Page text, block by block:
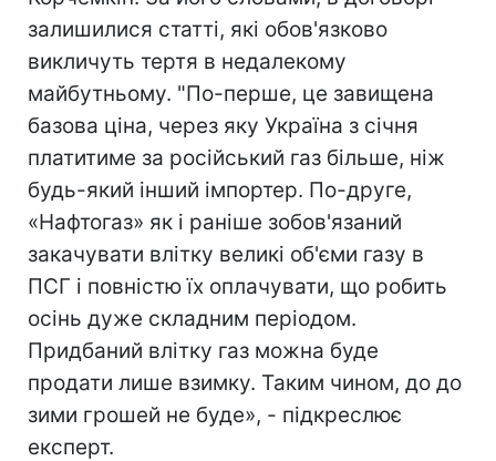
залишилися статті, які обов'язково
викличуть тертя в недалекому
майбутньому. "По-перше, це завищена
базова ціна, через яку Україна з січня
платитиме за російський газ більше, ніж
будь-який інший імпортер. По-друге,
«Нафтогаз» як і раніше зобов'язаний
закачувати влітку великі об'єми газу в
ПСГ і повністю їх оплачувати, що робить
осінь дуже складним періодом.
Придбаний влітку газ можна буде
продати лише взимку. Таким чином, до до
зими грошей не буде», - підкреслює
експерт.